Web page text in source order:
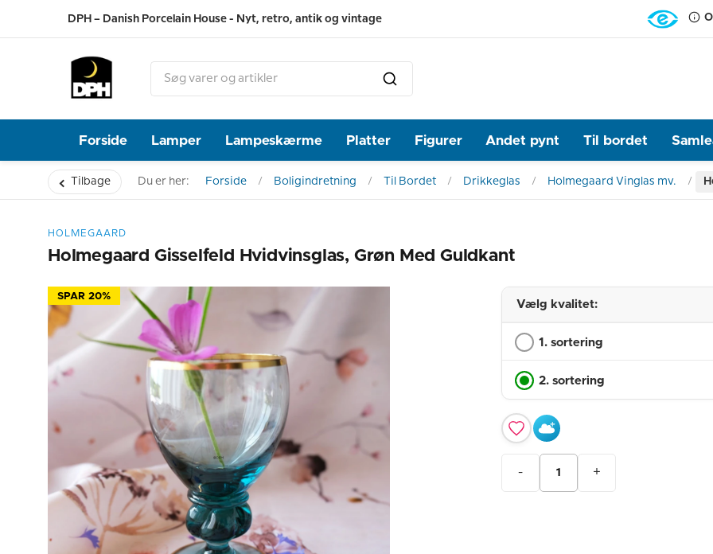
DPH – Danish Porcelain House - Nyt, retro, antik og vintage
Forside Lamper Lampeskærme Platter Figurer Andet pynt Til bordet
Tilbage Du er her: Forside Boligindretning Til Bordet Drikkeglas Holmegaard Vinglas mv.
HOLMEGAARD
Holmegaard Gisselfeld Hvidvinsglas, Grøn Med Guldkant
SPAR 20%
Vælg kvalitet:
1. sortering
2. sortering
- +